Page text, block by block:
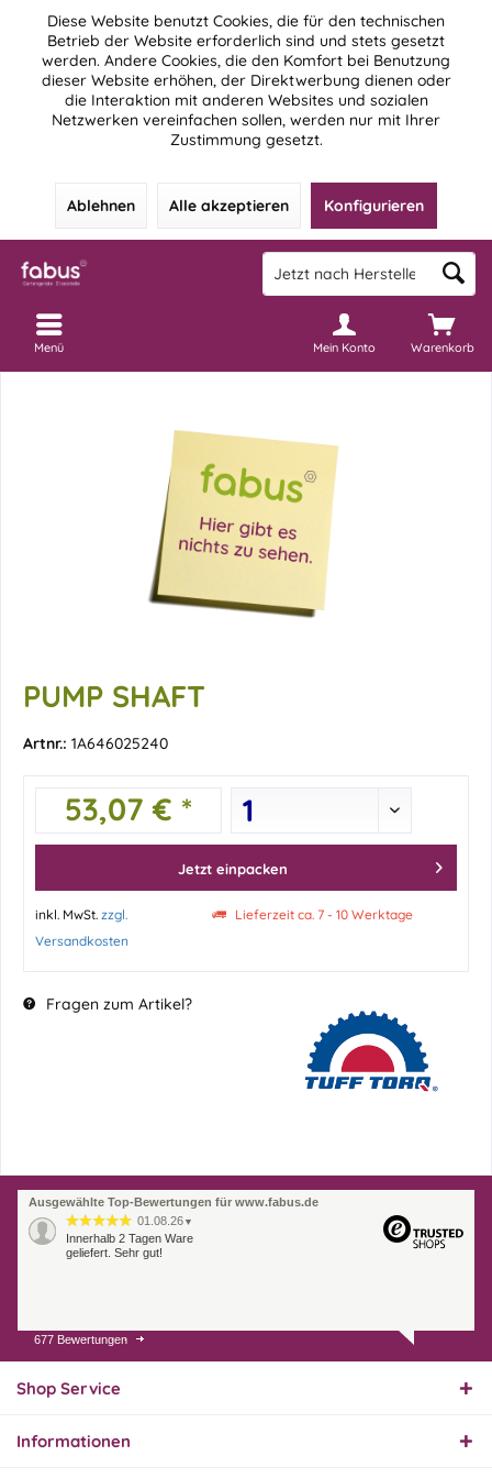
Diese Website benutzt Cookies, die für den technischen
Betrieb der Website erforderlich sind und stets gesetzt
werden. Andere Cookies, die den Komfort bei Benutzung
dieser Website erhöhen, der Direktwerbung dienen oder
die Interaktion mit anderen Websites und sozialen
Netzwerken vereinfachen sollen, werden nur mit Ihrer
Zustimmung gesetzt.
Ablehnen Alle akzeptieren Konfigurieren
Warenkorb
Mein Konto
Menü
PUMP SHAFT
Artnr.: 1A646025240
53,07 € *
Jetzt einpacken
inkl. MwSt. zzgl.
Versandkosten
Lieferzeit ca. 7 - 10 Werktage
Fragen zum Artikel?
Ausgewählte Top-Bewertungen für www.fabus.de
01.08.26 ▼
Innerhalb 2 Tagen Ware
geliefert. Sehr gut!
31.07.26
Super schnelle Lieferung,
hervorragend. Gerne
677 Bewertungen
Shop Service
Informationen